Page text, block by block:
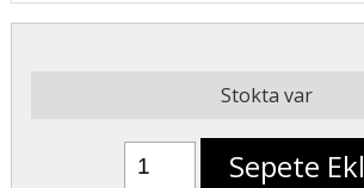
Stokta var
Sepete